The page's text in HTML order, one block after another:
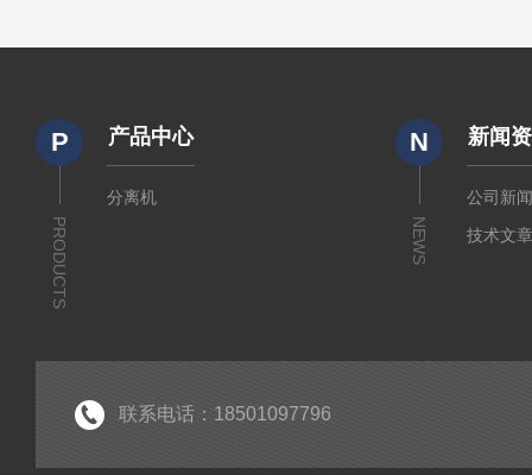
P
PRODUCTS
产品中心
分离机
N
NEWS
新闻
公司新
技术文
联系电话：18501097796